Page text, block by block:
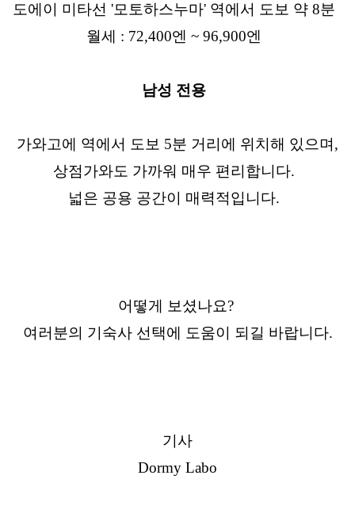
도에이 미타선 '모토하스누마' 역에서 도보 약 8분
월세 : 72,400엔 ~ 96,900엔
남성 전용
가와고에 역에서 도보 5분 거리에 위치해 있으며,
상점가와도 가까워 매우 편리합니다.
넓은 공용 공간이 매력적입니다.
어떻게 보셨나요?
여러분의 기숙사 선택에 도움이 되길 바랍니다.
기사
Dormy Labo